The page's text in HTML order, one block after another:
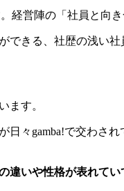
経営陣の「社員と向
きる、社歴の浅い
ます。
々gamba!で交わさ
いや性格が表れてい